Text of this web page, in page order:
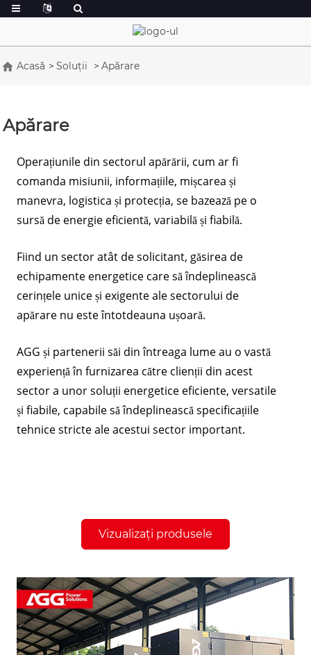
Acasă Soluții Apărare
Apărare
Operațiunile din sectorul apărării, cum ar fi
comanda misiunii, informațiile, mișcarea și
manevra, logistica și protecția, se bazează pe o
sursă de energie eficientă, variabilă și fiabilă.
Fiind un sector atât de solicitant, găsirea de
echipamente energetice care să îndeplinească
cerințele unice și exigente ale sectorului de
apărare nu este întotdeauna ușoară.
AGG și partenerii săi din întreaga lume au o vastă
experiență în furnizarea către clienții din acest
sector a unor soluții energetice eficiente, versatile
și fiabile, capabile să îndeplinească specificațiile
tehnice stricte ale acestui sector important.
Vizualizați produsele